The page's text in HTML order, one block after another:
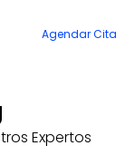
Agendar Cita
Expertos